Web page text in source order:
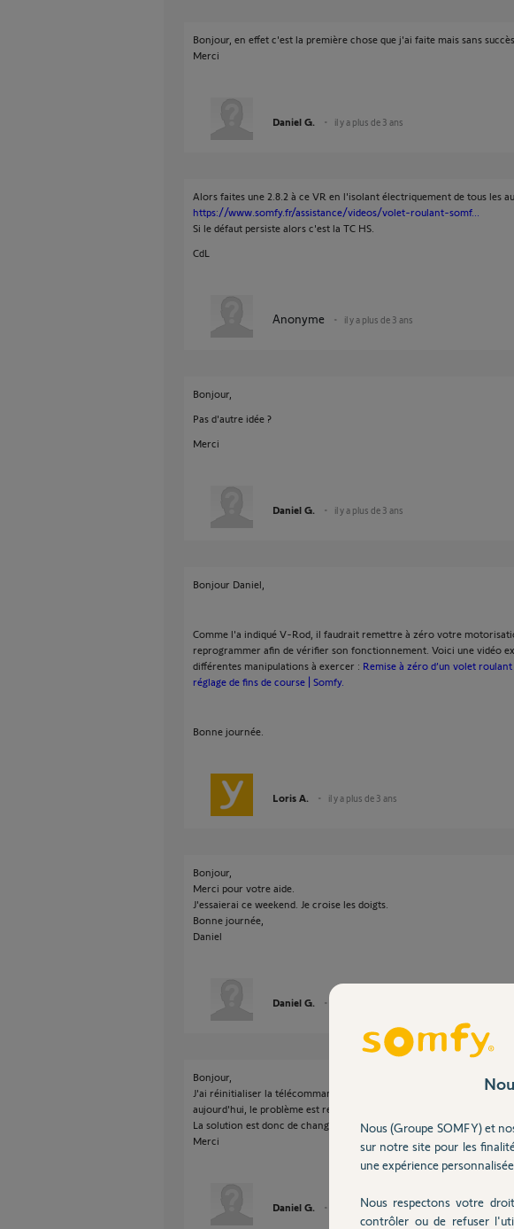
Bonjour, en effet c'est la première chose que j'ai faite mais sans succès.
Merci
Daniel G. il y a plus de 3 ans
Alors faites une 2.8.2 à ce VR en l'isolant électriquement de tous les
https://www.somfy.fr/assistance/videos/volet-roulant-somf...
Si le défaut persiste alors c'est la TC HS.
CdL
Anonyme il y a plus de 3 ans
Bonjour,
Pas d'autre idée ?
Merci
Daniel G. il y a plus de 3 ans
Bonjour Daniel,
Comme l'a indiqué V-Rod, il faudrait remettre à zéro votre
reprogrammer afin de vérifier son fonctionnement. Voici une vidéo
différentes manipulations à exercer : Remise à zéro d’un volet
réglage de fins de course | Somfy.
Bonne journée.
Loris A. il y a plus de 3 ans
Bonjour,
Merci pour votre aide.
J'essaierai ce weekend. Je croise les doigts.
Bonne journée,
Daniel
Daniel G.
Bonjour,
J'ai réinitialiser la télécommande hier et ça a très bien fonctionné.
aujourd'hui, le problème est revenu !
La solution est donc de changer la télécommande ?
Merci
Daniel G. il y a plus de 3 ans
Nous (Groupe SOMFY) et
sur notre site pour les
une expérience
Nous respectons votre
contrôler ou de refuser